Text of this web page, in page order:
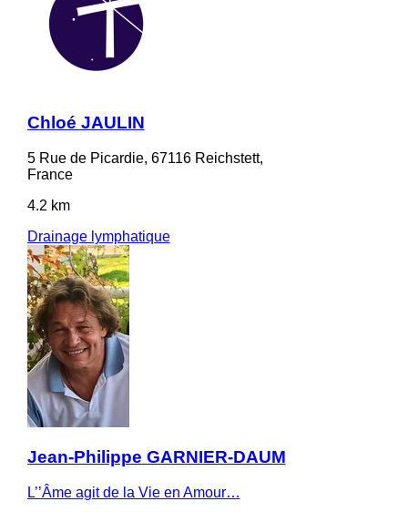
Chloé JAULIN
5 Rue de Picardie, 67116 Reichstett,
France
4.2 km
Drainage lymphatique
Jean-Philippe GARNIER-DAUM
L’’Âme agit de la Vie en Amour…